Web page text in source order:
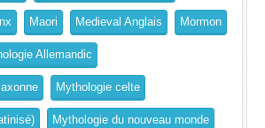
Maori Medieval Anglais Mormon
Allemandic
Mythologie celte
Mythologie du nouveau monde